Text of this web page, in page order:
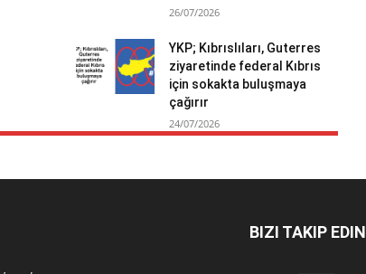
26/07/2026
YKP; Kıbrıslıları, Guterres
ziyaretinde federal Kıbrıs
için sokakta buluşmaya
çağırır
24/07/2026
BIZI TAKIP EDIN